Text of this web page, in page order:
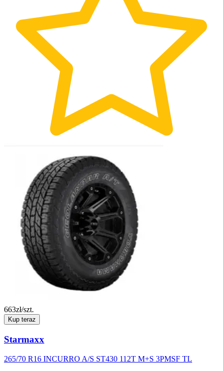
663zł/szt.
Kup teraz
Starmaxx
265/70 R16 INCURRO A/S ST430 112T M+S 3PMSF TL